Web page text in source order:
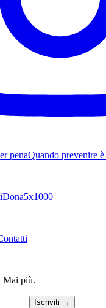
penaQuando prevenire
Dona5x1000
Mai più.
Iscriviti →